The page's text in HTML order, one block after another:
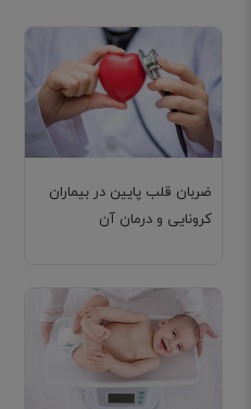
ضربان قلب پایین در بیماران
کرونایی و درمان آن